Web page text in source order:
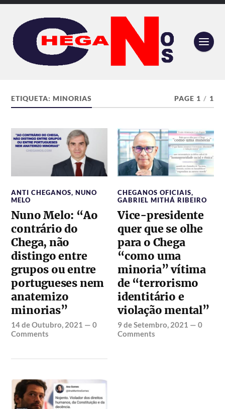
ETIQUETA:MINORIAS PAGE 1 / 1
ANTI CHEGANOS,NUNO
MELO
Nuno Melo: “Ao
contrário do
Chega, não
distingo entre
grupos ou entre
portugueses nem
anatemizo
minorias”
14 de Outubro, 2021 —0
Comments
CHEGANOS OFICIAIS,
GABRIEL MITHÁ RIBEIRO
Vice-presidente
quer que se olhe
para o Chega
“como uma
minoria” vítima
de “terrorismo
identitário e
violação mental”
9 de Setembro, 2021 —0
Comments